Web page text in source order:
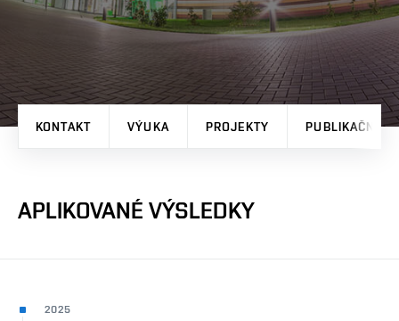
KONTAKT VÝUKA PROJEKTY PUBLIKAČNÍ
APLIKOVANÉ VÝSLEDKY
2025